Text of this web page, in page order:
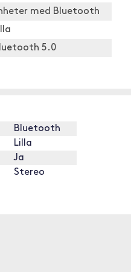
med Bluetooth
5.0
Bluetooth
Lilla
Ja
Stereo